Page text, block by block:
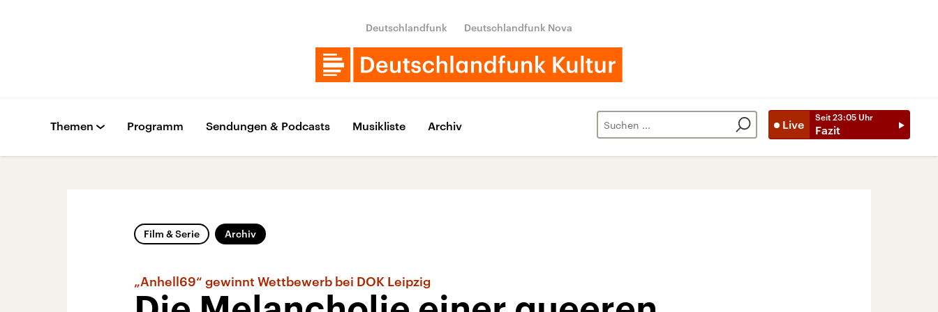
Deutschlandfunk Deutschlandfunk Nova
Live
Seit 23:05 Uhr
Fazit
Themen Programm Sendungen & Podcasts Musikliste Archiv
Film & Serie Archiv
„Anhell69“ gewinnt Wettbewerb bei DOK Leipzig